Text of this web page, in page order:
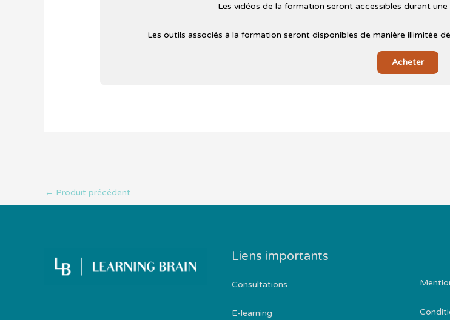
Les vidéos de la formation seront accessibles durant
Les outils associés à la formation seront disponibles de manière illimitée
Acheter
← Produit précédent
Liens importants
Consultations
E-learning